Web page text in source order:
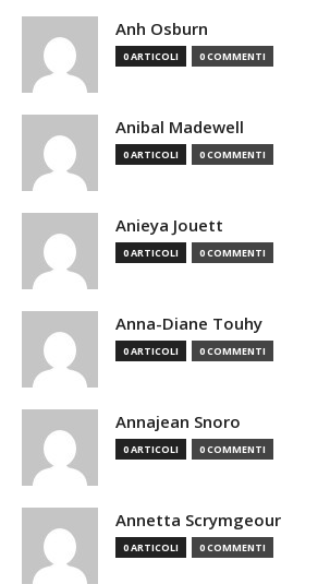
Anh Osburn
0 ARTICOLI 0 COMMENTI
Anibal Madewell
0 ARTICOLI 0 COMMENTI
Anieya Jouett
0 ARTICOLI 0 COMMENTI
Anna-Diane Touhy
0 ARTICOLI 0 COMMENTI
Annajean Snoro
0 ARTICOLI 0 COMMENTI
Annetta Scrymgeour
0 ARTICOLI 0 COMMENTI